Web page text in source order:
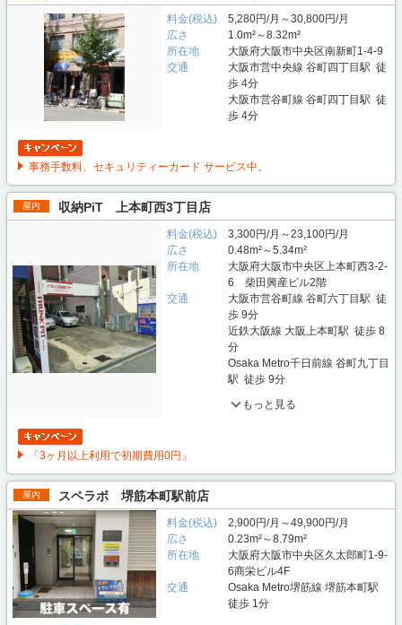
料金(税込)
5,280円/月～30,800円/月
広さ
1.0m²～8.32m²
所在地
大阪府大阪市中央区南新町1-4-9
交通
大阪市営中央線 谷町四丁目駅 徒
歩 4分
大阪市営谷町線 谷町四丁目駅 徒
歩 4分
事務手数料、セキュリティーカード サービス中。
屋内 収納PiT 上本町西3丁目店
料金(税込)
3,300円/月～23,100円/月
広さ
0.48m²～5.34m²
所在地
大阪府大阪市中央区上本町西3-2-
6 柴田興産ビル2階
交通
大阪市営谷町線 谷町六丁目駅 徒
歩 9分
近鉄大阪線 大阪上本町駅 徒歩 8
分
Osaka Metro千日前線 谷町九丁目
駅 徒歩 9分
もっと見る
「3ヶ月以上利用で初期費用0円」
屋内 スペラボ 堺筋本町駅前店
料金(税込)
2,900円/月～49,900円/月
広さ
0.23m²～8.79m²
所在地
大阪府大阪市中央区久太郎町1-9-
6商栄ビル4F
交通
Osaka Metro堺筋線 堺筋本町駅
徒歩 1分